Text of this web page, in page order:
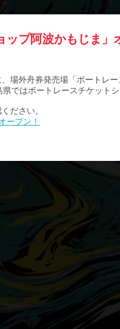
ップ阿波かもじま
場外舟券発売場「ボートレ
ではボートレースチケット
ださい。
ープン！